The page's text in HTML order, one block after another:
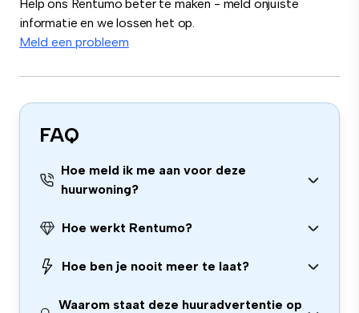
Help ons Rentumo beter te maken - meld onjuiste
informatie en we lossen het op.
Meld een probleem
FAQ
Hoe meld ik me aan voor deze
huurwoning?
Hoe werkt Rentumo?
Hoe ben je nooit meer te laat?
Waarom staat deze huuradvertentie op